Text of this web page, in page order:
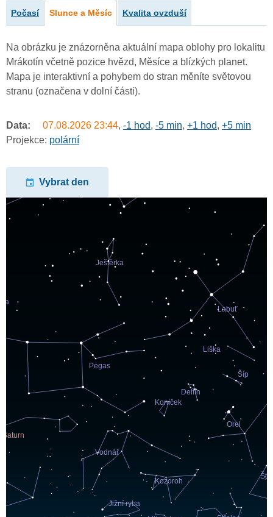
Počasí Slunce a Měsíc Kvalita ovzduší
Na obrázku je znázorněna aktuální mapa oblohy pro lokalitu
Mrákotín včetně pozice hvězd, Měsíce a blízkých planet.
Mapa je interaktivní a pohybem do stran měníte světovou
stranu (označena v dolní části).
Data: 07.08.2026 23:44, -1 hod, -5 min, +1 hod, +5 min
Projekce: polární
Vybrat den
undefined